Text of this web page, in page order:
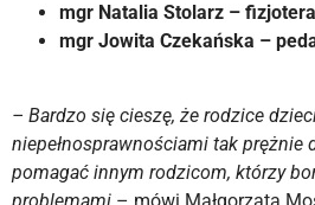
mgr Natalia Stolarz –
mgr Jowita Czekańska –
– Bardzo się cieszę, że rodzice
niepełnosprawnościami tak prężnie
pomagać innym rodzicom, którzy
problemami – mówi Małgorzata